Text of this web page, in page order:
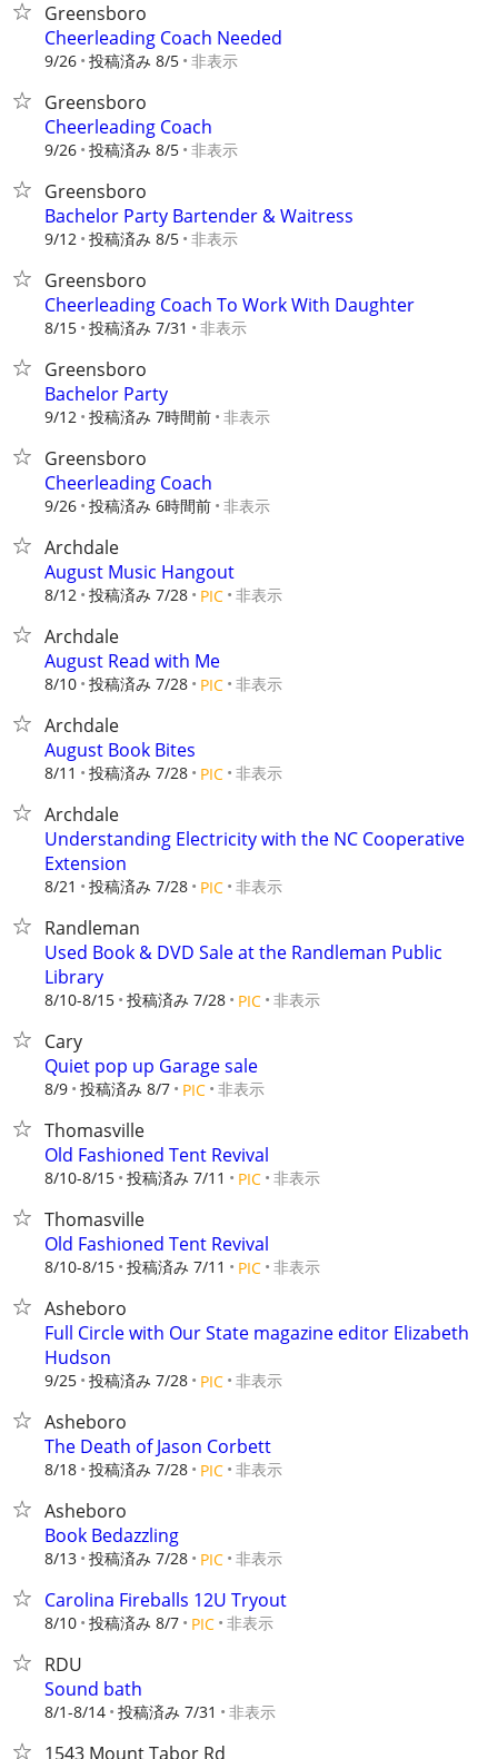
Greensboro
Cheerleading Coach Needed
9/26 投稿済み 8/5 非表示
Greensboro
Cheerleading Coach
9/26 投稿済み 8/5 非表示
Greensboro
Bachelor Party Bartender & Waitress
9/12 投稿済み 8/5 非表示
Greensboro
Cheerleading Coach To Work With Daughter
8/15 投稿済み 7/31 非表示
Greensboro
Bachelor Party
9/12 投稿済み 7時間前 非表示
Greensboro
Cheerleading Coach
9/26 投稿済み 6時間前 非表示
Archdale
August Music Hangout
8/12 投稿済み 7/28 PIC 非表示
Archdale
August Read with Me
8/10 投稿済み 7/28 PIC 非表示
Archdale
August Book Bites
8/11 投稿済み 7/28 PIC 非表示
Archdale
Understanding Electricity with the NC Cooperative
Extension
8/21 投稿済み 7/28 PIC 非表示
Randleman
Used Book & DVD Sale at the Randleman Public
Library
8/10-8/15 投稿済み 7/28 PIC 非表示
Cary
Quiet pop up Garage sale
8/9 投稿済み 8/7 PIC 非表示
Thomasville
Old Fashioned Tent Revival
8/10-8/15 投稿済み 7/11 PIC 非表示
Thomasville
Old Fashioned Tent Revival
8/10-8/15 投稿済み 7/11 PIC 非表示
Asheboro
Full Circle with Our State magazine editor Elizabeth
Hudson
9/25 投稿済み 7/28 PIC 非表示
Asheboro
The Death of Jason Corbett
8/18 投稿済み 7/28 PIC 非表示
Asheboro
Book Bedazzling
8/13 投稿済み 7/28 PIC 非表示
Carolina Fireballs 12U Tryout
8/10 投稿済み 8/7 PIC 非表示
RDU
Sound bath
8/1-8/14 投稿済み 7/31 非表示
1543 Mount Tabor Rd